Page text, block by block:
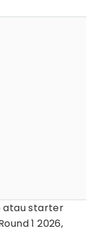
atau starter
1 2026,